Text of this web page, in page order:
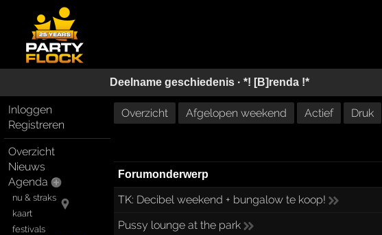
Deelname geschiedenis · *! [B]renda !*
Inloggen
Registreren
Overzicht
Nieuws
Agenda
nu & straks
kaart
festivals
Overzicht Afgelopen weekend Actief Druk
Forumonderwerp
TK: Decibel weekend + bungalow te koop!
Pussy lounge at the park